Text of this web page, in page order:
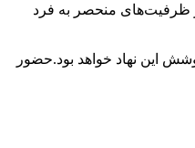
ظرفیت‌های منحصر به فرد
این نهاد خواهد بود.حضور